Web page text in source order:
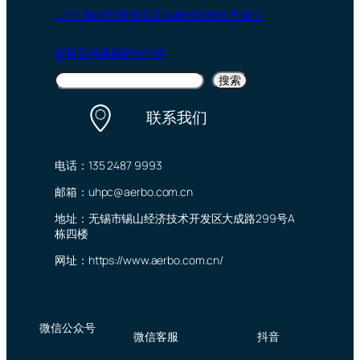
UHPC解决方案景观工程树池坐凳关于我们
材料百科建装材料问答
搜
索
搜索
联系我们
电话：135 2487 9993
邮箱：uhpc@aerbo.com.cn
地址：无锡市锡山经济技术开发区大成路299号A
栋四楼
网址：https://www.aerbo.com.cn/
微信公众号
微信客服 抖音